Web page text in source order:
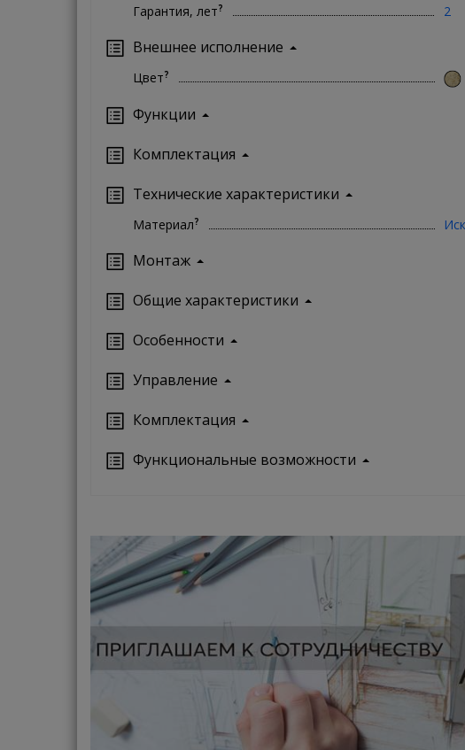
Гарантия, лет? 2
Внешнее исполнение
Цвет?
Функции
Комплектация
Технические характеристики
Материал?
Монтаж
Oбщие характеристики
Особенности
Управление
Кoмплектация
Функциональные возможности